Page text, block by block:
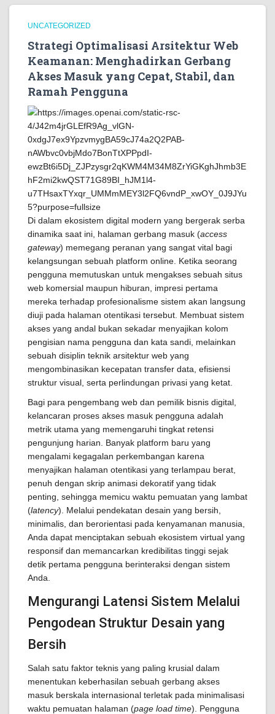
UNCATEGORIZED
Strategi Optimalisasi Arsitektur Web
Keamanan: Menghadirkan Gerbang
Akses Masuk yang Cepat, Stabil, dan
Ramah Pengguna
Di dalam ekosistem digital modern yang bergerak serba
dinamika saat ini, halaman gerbang masuk (access
gateway) memegang peranan yang sangat vital bagi
kelangsungan sebuah platform online. Ketika seorang
pengguna memutuskan untuk mengakses sebuah situs
web komersial maupun hiburan, impresi pertama
mereka terhadap profesionalisme sistem akan langsung
diuji pada halaman otentikasi tersebut. Membuat sistem
akses yang andal bukan sekadar menyajikan kolom
pengisian nama pengguna dan kata sandi, melainkan
sebuah disiplin teknik arsitektur web yang
mengombinasikan kecepatan transfer data, efisiensi
struktur visual, serta perlindungan privasi yang ketat.
Bagi para pengembang web dan pemilik bisnis digital,
kelancaran proses akses masuk pengguna adalah
metrik utama yang memengaruhi tingkat retensi
pengunjung harian. Banyak platform baru yang
mengalami kegagalan perkembangan karena
menyajikan halaman otentikasi yang terlampau berat,
penuh dengan skrip animasi dekoratif yang tidak
penting, sehingga memicu waktu pemuatan yang lambat
(latency). Melalui pendekatan desain yang bersih,
minimalis, dan berorientasi pada kenyamanan manusia,
Anda dapat menciptakan sebuah ekosistem virtual yang
responsif dan memancarkan kredibilitas tinggi sejak
detik pertama pengguna berinteraksi dengan sistem
Anda.
Mengurangi Latensi Sistem Melalui
Pengodean Struktur Desain yang
Bersih
Salah satu faktor teknis yang paling krusial dalam
menentukan keberhasilan sebuah gerbang akses
masuk berskala internasional terletak pada minimalisasi
waktu pemuatan halaman (page load time). Pengguna